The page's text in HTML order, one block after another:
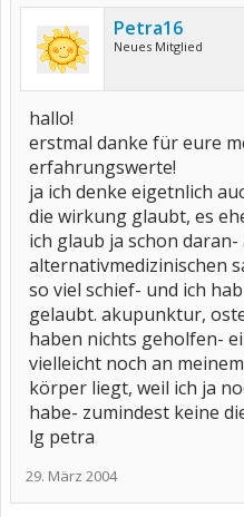
Petra16
Neues Mitglied
hallo!
erstmal danke für eure
erfahrungswerte!
ja ich denke eigetnlich
die wirkung glaubt, es
ich glaub ja schon daran-
alternativmedizinischen
so viel schief- und ich
gelaubt. akupunktur,
haben nichts geholfen-
vielleicht noch an
körper liegt, weil ich ja
habe- zumindest keine
lg petra
29. März 2004